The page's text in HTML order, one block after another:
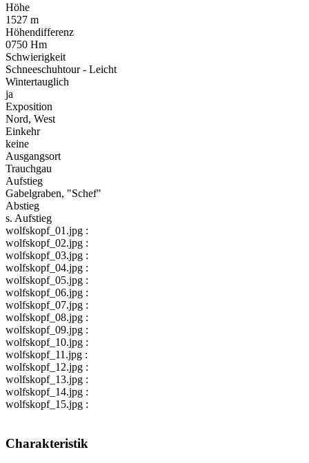
Höhe
1527 m
Höhendifferenz
0750 Hm
Schwierigkeit
Schneeschuhtour - Leicht
Wintertauglich
ja
Exposition
Nord, West
Einkehr
keine
Ausgangsort
Trauchgau
Aufstieg
Gabelgraben, "Schef"
Abstieg
s. Aufstieg
wolfskopf_01.jpg :
wolfskopf_02.jpg :
wolfskopf_03.jpg :
wolfskopf_04.jpg :
wolfskopf_05.jpg :
wolfskopf_06.jpg :
wolfskopf_07.jpg :
wolfskopf_08.jpg :
wolfskopf_09.jpg :
wolfskopf_10.jpg :
wolfskopf_11.jpg :
wolfskopf_12.jpg :
wolfskopf_13.jpg :
wolfskopf_14.jpg :
wolfskopf_15.jpg :
Charakteristik